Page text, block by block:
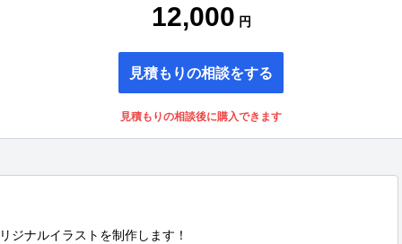
12,000 円
見積もりの相談をする
見積もりの相談後に購入できます
ジナルイラストを制作します！